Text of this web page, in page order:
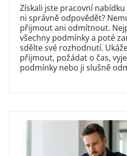
Získali jste pracovní
ni správně odpovědět?
přijmout ani odmítnout.
všechny podmínky a poté
sdělte své rozhodnutí.
přijmout, požádat o čas,
podmínky nebo ji slušně